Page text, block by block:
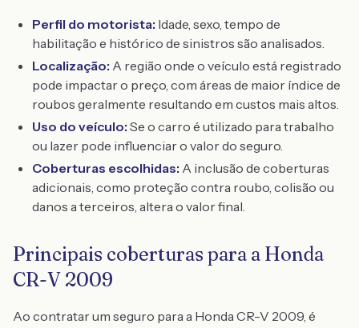
Perfil do motorista: Idade, sexo, tempo de
habilitação e histórico de sinistros são analisados.
Localização: A região onde o veículo está registrado
pode impactar o preço, com áreas de maior índice de
roubos geralmente resultando em custos mais altos.
Uso do veículo: Se o carro é utilizado para trabalho
ou lazer pode influenciar o valor do seguro.
Coberturas escolhidas: A inclusão de coberturas
adicionais, como proteção contra roubo, colisão ou
danos a terceiros, altera o valor final.
Principais coberturas para a Honda
CR-V 2009
Ao contratar um seguro para a Honda CR-V 2009, é